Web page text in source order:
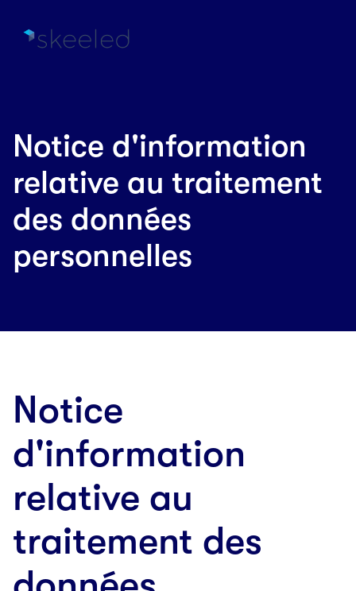
Notice d'information
relative au traitement
des données
personnelles
Notice
d'information
relative au
traitement des